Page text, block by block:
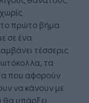
πρώτο βήμα
σε ένα
τέσσερις
τα
που αφορούν
να κάνουν με
θα υπάρξει